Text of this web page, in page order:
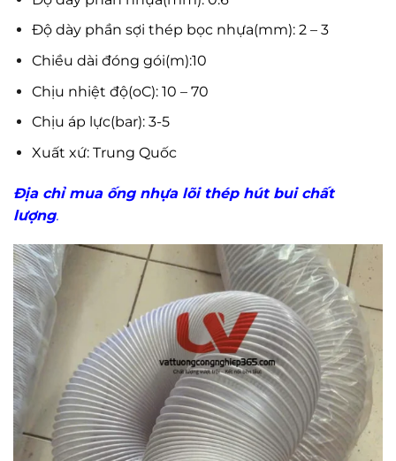
Độ dày phần sợi thép bọc nhựa(mm): 2 – 3
Chiều dài đóng gói(m):10
Chịu nhiệt độ(oC): 10 – 70
Chịu áp lực(bar): 3-5
Xuất xứ: Trung Quốc
Địa chỉ mua ống nhựa lõi thép hút bui chất
lượng.